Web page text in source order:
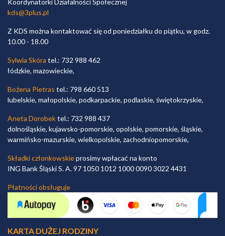
kds@3plus.pl
Z KDS można kontaktować się od poniedziałku do piątku, w godz.
10.00 - 18.00
Sylwia Skóra tel.: 732 988 462
łódzkie, mazowieckie,
Bożena Pietras tel.: 798 660 513
lubelskie, małopolskie, podkarpackie, podlaskie, świętokrzyskie,
Aneta Dorobektel.: 732 988 437
dolnośląskie, kujawsko-pomorskie, opolskie, pomorskie, śląskie,
warmińsko-mazurskie, wielkopolskie, zachodniopomorskie,
Składki członkowskieprosimy wpłacać na konto
ING Bank Śląski S. A. 97 1050 1012 1000 0090 3022 4431
Płatności obsługuje
KARTA DUŻEJ RODZINY